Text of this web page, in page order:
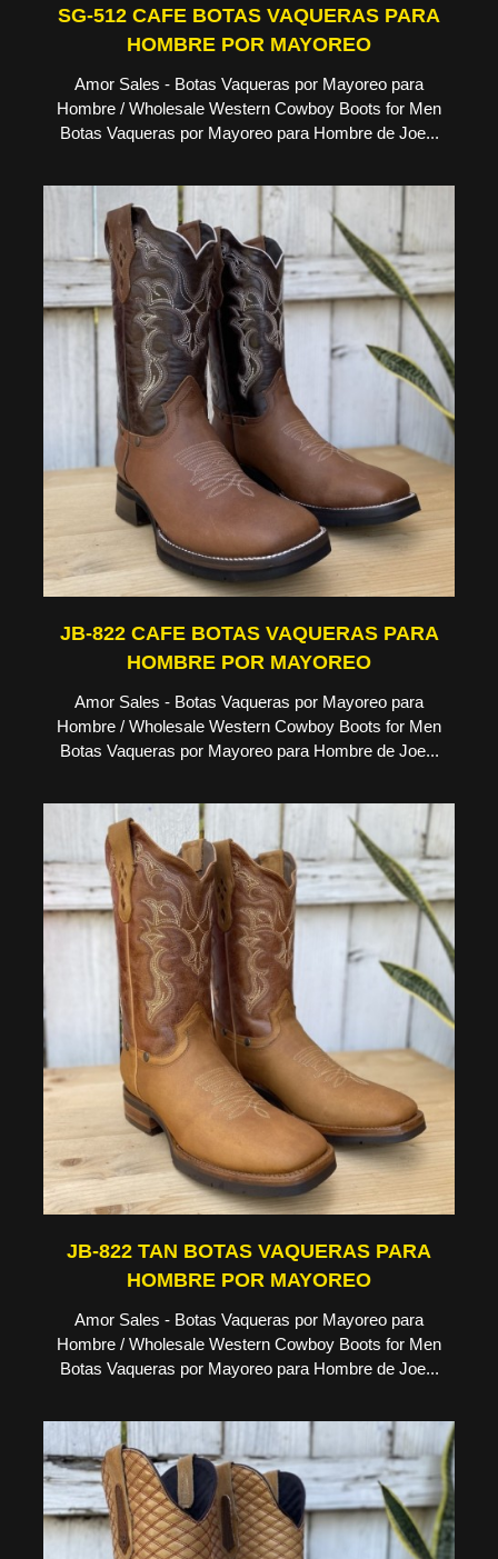
SG-512 CAFE BOTAS VAQUERAS PARA
HOMBRE POR MAYOREO
Amor Sales - Botas Vaqueras por Mayoreo para
Hombre / Wholesale Western Cowboy Boots for Men
Botas Vaqueras por Mayoreo para Hombre de Joe...
JB-822 CAFE BOTAS VAQUERAS PARA
HOMBRE POR MAYOREO
Amor Sales - Botas Vaqueras por Mayoreo para
Hombre / Wholesale Western Cowboy Boots for Men
Botas Vaqueras por Mayoreo para Hombre de Joe...
JB-822 TAN BOTAS VAQUERAS PARA
HOMBRE POR MAYOREO
Amor Sales - Botas Vaqueras por Mayoreo para
Hombre / Wholesale Western Cowboy Boots for Men
Botas Vaqueras por Mayoreo para Hombre de Joe...